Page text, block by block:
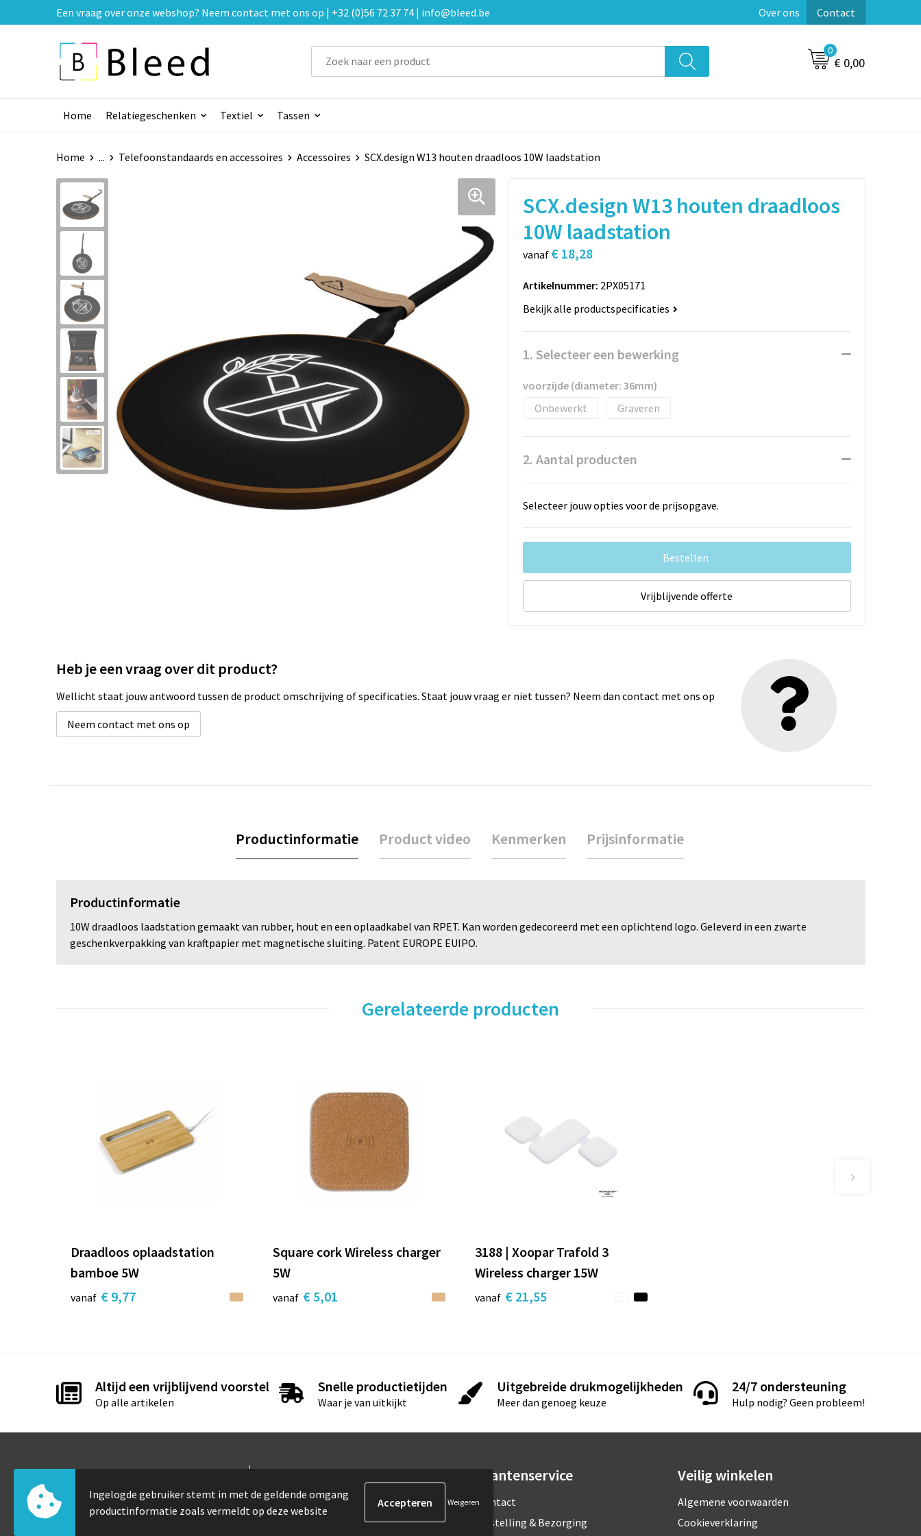
Een vraag over onze webshop? Neem contact met ons op | +32 (0)56 72 37 74 | info@bleed.be Over ons Contact
0
€ 0,00
Home Relatiegeschenken Textiel Tassen
Home ... Telefoonstandaards en accessoires Accessoires SCX.design W13 houten draadloos 10W laadstation
SCX.design W13 houten draadloos
10W laadstation
vanaf € 18,28
Artikelnummer: 2PX05171
Bekijk alle productspecificaties
1. Selecteer een bewerking
voorzijde (diameter: 36mm)
Onbewerkt
Graveren
2. Aantal producten
Selecteer jouw opties voor de prijsopgave.
Bestellen
Vrijblijvende offerte
Heb je een vraag over dit product?
Wellicht staat jouw antwoord tussen de product omschrijving of specificaties. Staat jouw vraag er niet tussen? Neem dan contact met ons op
Neem contact met ons op
Productinformatie Product video Kenmerken Prijsinformatie
Productinformatie
10W draadloos laadstation gemaakt van rubber, hout en een oplaadkabel van RPET. Kan worden gedecoreerd met een oplichtend logo. Geleverd in een zwarte
geschenkverpakking van kraftpapier met magnetische sluiting. Patent EUROPE EUIPO.
Gerelateerde producten
Draadloos oplaadstation
bamboe 5W
vanaf € 9,77
Square cork Wireless charger
5W
vanaf € 5,01
3188 | Xoopar Trafold 3
Wireless charger 15W
vanaf € 21,55
Altijd een vrijblijvend voorstel
Op alle artikelen
Snelle productietijden
Waar je van uitkijkt
Uitgebreide drukmogelijkheden
Meer dan genoeg keuze
24/7 ondersteuning
Hulp nodig? Geen probleem!
Contact
Elfde-julistraat 105
8530 Harelbeke
Informatie
Over ons
Veelgestelde vragen
Klantenservice
Contact
Bestelling & Bezorging
Veilig winkelen
Algemene voorwaarden
Cookieverklaring
Ingelogde gebruiker stemt in met de geldende omgang
productinformatie zoals vermeldt op deze website
Weigeren